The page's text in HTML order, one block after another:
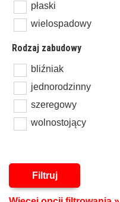
płaski
wielospadowy
Rodzaj zabudowy
bliźniak
jednorodzinny
szeregowy
wolnostojący
Filtruj